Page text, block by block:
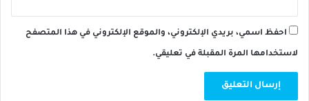
احفظ اسمي، بريدي الإلكتروني، والموقع الإلكتروني في هذا المتصفح
لاستخدامها المرة المقبلة في تعليقي.